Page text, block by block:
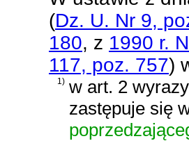
(Dz. U. Nr 9,
180, z 1990 r.
117, poz. 757)
1) w art. 2 wyrazy
zastępuje się